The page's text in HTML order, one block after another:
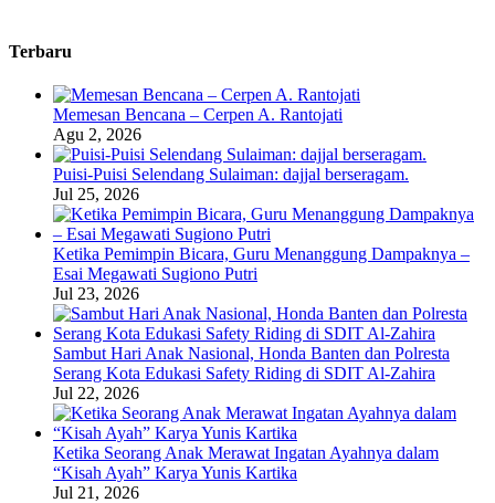
Terbaru
Memesan Bencana – Cerpen A. Rantojati
Agu 2, 2026
Puisi-Puisi Selendang Sulaiman: dajjal berseragam.
Jul 25, 2026
Ketika Pemimpin Bicara, Guru Menanggung Dampaknya –
Esai Megawati Sugiono Putri
Jul 23, 2026
Sambut Hari Anak Nasional, Honda Banten dan Polresta
Serang Kota Edukasi Safety Riding di SDIT Al-Zahira
Jul 22, 2026
Ketika Seorang Anak Merawat Ingatan Ayahnya dalam
“Kisah Ayah” Karya Yunis Kartika
Jul 21, 2026